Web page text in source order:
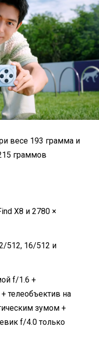
весе 193 грамма и
граммов
X8 и 2780 ×
512, 16/512 и
f/1.6 +
телеобъектив на
зумом +
f/4.0 только